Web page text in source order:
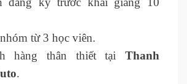
từ 3 học viên.
hàng thân thiết tại Thanh
.